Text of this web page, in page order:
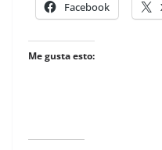
Facebook
Me gusta esto: